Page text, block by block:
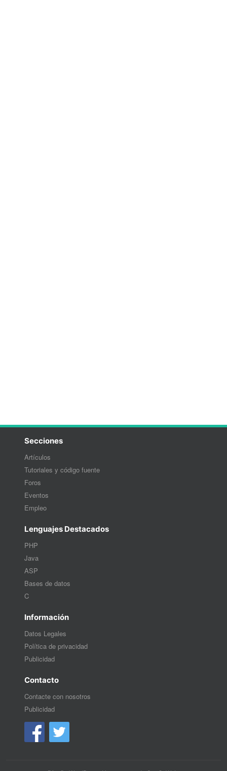
Secciones
Artículos
Tutoriales y código fuente
Foros
Eventos
Empleo
Lenguajes Destacados
PHP
Java
ASP
Bases de datos
C
Información
Datos Legales
Política de privacidad
Publicidad
Contacto
Contacte con nosotros
Publicidad